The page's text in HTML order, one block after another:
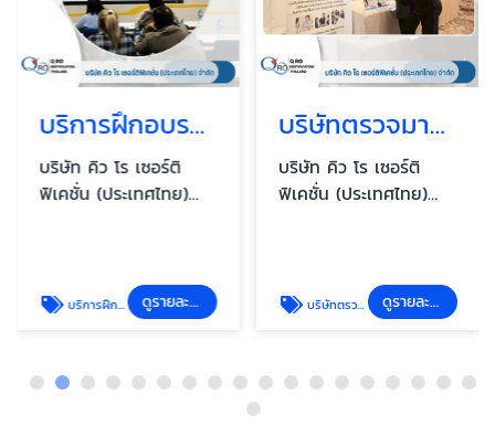
บริการฝึกอบรมมาตรฐาน ISO GMP HACCP
บริษัท คิว โร เซอร์ติ
ฟิเคชั่น (ประเทศไทย)
บริการฝึกอบรมมาตรฐาน ISO GMP HACCP ดูรายละเอียด
บริษัทตรวจมาตรฐานสากล ใกล้ฉัน
บริษัท คิว โร เซอร์ติ
ฟิเคชั่น (ประเทศไทย)
บริษัทตรวจมาตรฐานสากล ใกล้ฉัน ดูรายละเอียด